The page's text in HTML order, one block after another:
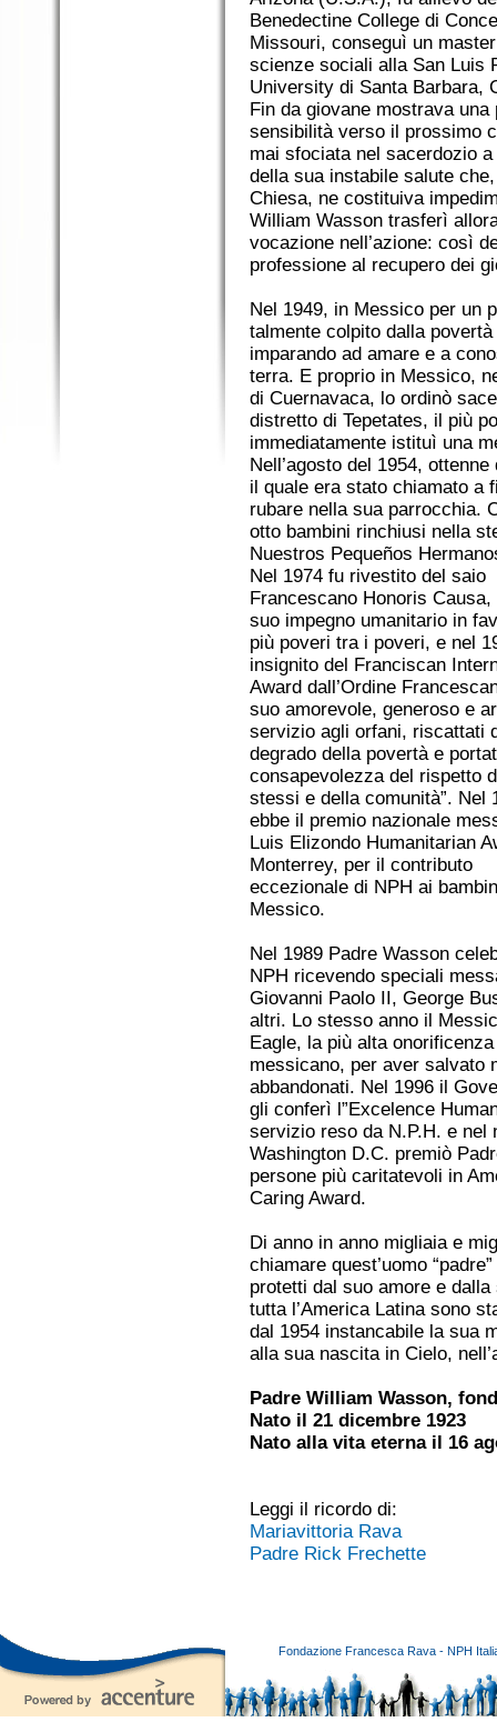
Benedectine College di
Missouri, conseguì un
scienze sociali alla San Luis
University di Santa Barbara,
Fin da giovane mostrava una
sensibilità verso il prossimo
mai sfociata nel sacerdozio
della sua instabile salute
Chiesa, ne costituiva
William Wasson trasferì
vocazione nell’azione: così
professione al recupero dei
Nel 1949, in Messico per un
talmente colpito dalla
imparando ad amare e a
terra. E proprio in Messico,
di Cuernavaca, lo ordinò
distretto di Tepetates, il più
immediatamente istituì una
Nell’agosto del 1954,
il quale era stato chiamato a
rubare nella sua parrocchia.
otto bambini rinchiusi nella
Nuestros Pequeños
Nel 1974 fu rivestito del saio
Francescano Honoris Causa,
suo impegno umanitario in
più poveri tra i poveri, e nel
insignito del Franciscan
Award dall’Ordine
suo amorevole, generoso e
servizio agli orfani, riscattati
degrado della povertà e
consapevolezza del rispetto
stessi e della comunità”. Nel
ebbe il premio nazionale
Luis Elizondo Humanitarian
Monterrey, per il contributo
eccezionale di NPH ai
Messico.
Nel 1989 Padre Wasson
NPH ricevendo speciali
Giovanni Paolo II, George
altri. Lo stesso anno il
Eagle, la più alta
messicano, per aver salvato
abbandonati. Nel 1996 il
gli conferì l”Excelence
servizio reso da N.P.H. e nel
Washington D.C. premiò
persone più caritatevoli in
Caring Award.
Di anno in anno migliaia e
chiamare quest’uomo
protetti dal suo amore e
tutta l’America Latina sono
dal 1954 instancabile la sua
alla sua nascita in Cielo,
Padre William Wasson,
Nato il 21 dicembre 1923
Nato alla vita eterna il 16
Leggi il ricordo di:
Mariavittoria Rava
Padre Rick Frechette
Fondazione Francesca Rava - NPH